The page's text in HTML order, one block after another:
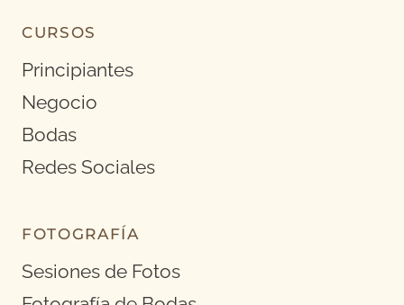
CURSOS
Principiantes
Negocio
Bodas
Redes Sociales
FOTOGRAFÍA
Sesiones de Fotos